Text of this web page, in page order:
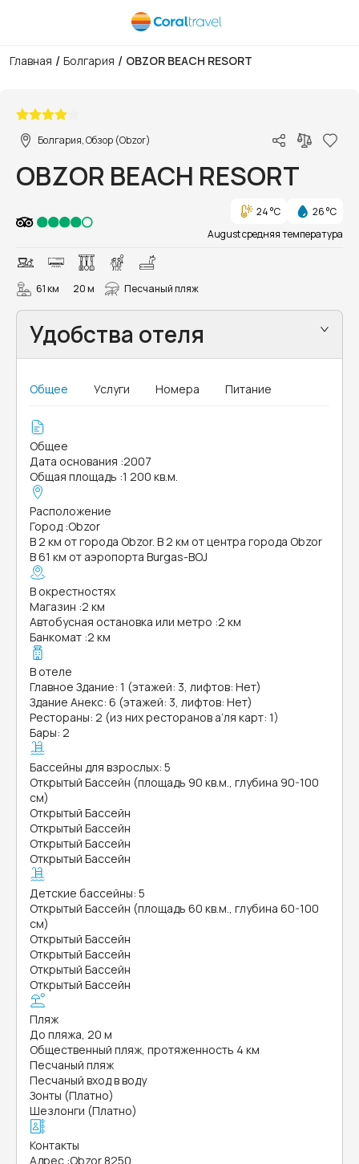
Главная / Болгария / OBZOR BEACH RESORT
Болгария, Обзор (Obzor)
OBZOR BEACH RESORT
24 °C
26 °C
August средняя температура
61 км 20 м Песчаный пляж
Удобства отеля
Общее Услуги Номера Питание
Общее
Дата основания :2007
Общая площадь :1 200 кв.м.
Расположение
Город :Obzor
В 2 км от города Obzor. В 2 км от центра города Obzor
В 61 км от аэропорта Burgas-BOJ
В окрестностях
Магазин :2 км
Автобусная остановка или метро :2 км
Банкомат :2 км
В отеле
Главное Здание: 1 (этажей: 3, лифтов: Нет)
Здание Анекс: 6 (этажей: 3, лифтов: Нет)
Рестораны: 2 (из них ресторанов а’ля карт: 1)
Бары: 2
Бассейны для взрослых: 5
Открытый Бассейн (площадь 90 кв.м., глубина 90-100
см)
Открытый Бассейн
Открытый Бассейн
Открытый Бассейн
Открытый Бассейн
Детские бассейны: 5
Открытый Бассейн (площадь 60 кв.м., глубина 60-100
см)
Открытый Бассейн
Открытый Бассейн
Открытый Бассейн
Открытый Бассейн
Пляж
До пляжа, 20 м
Общественный пляж, протяженность 4 км
Песчаный пляж
Песчаный вход в воду
Зонты (Платно)
Шезлонги (Платно)
Контакты
Адрес :Obzor 8250